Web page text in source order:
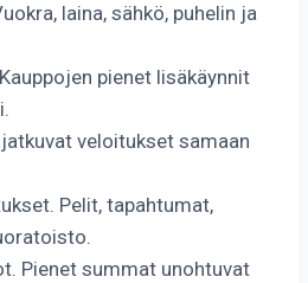
laina, sähkö, puhelin ja
pienet lisäkäynnit
veloitukset samaan
Pelit, tapahtumat,
Pienet summat unohtuvat